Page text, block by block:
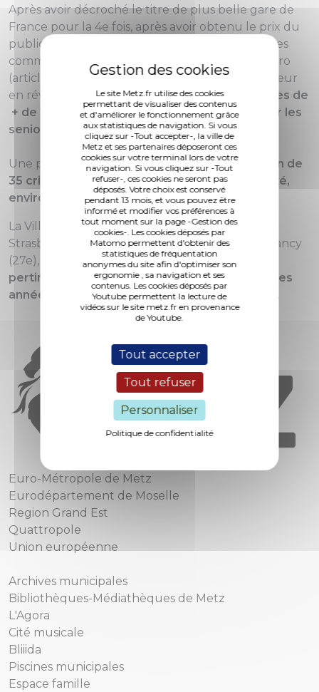
Le site Metz.fr utilise des cookies
permettant de visualiser des contenus
et d'améliorer le fonctionnement grâce
aux statistiques de navigation. Si vous
cliquez sur -Tout accepter-, la ville de
Metz et ses partenaires déposeront ces
cookies sur votre terminal lors de votre
navigation. Si vous cliquez sur -Tout
refuser-, ces cookies ne seront pas
déposés. Votre choix est conservé
pendant 13 mois, et vous pouvez être
informé et modifier vos préférences à
tout moment sur la page -Gestion des
cookies-. Les cookies déposés par
Matomo permettent d'obtenir des
statistiques de fréquentation
anonymes du site afin d'optimiser son
ergonomie , sa navigation et ses
contenus. Les cookies déposés par
Youtube permettent la lecture de
vidéos sur le site metz.fr en provenance
de Youtube.
Tout accepter
Tout refuser
Personnaliser
Politique de confidentialité
Après avoir décroché le titre de plus belle gare de
France pour la 4e fois, après avoir obtenu le prix du
public du concours des plus beaux centres-villes
commerçants de France, c'est à présent Le Figaro
(article du 18 novembre) qui met Metz à l'honneur
en révélant sa
6e place du classement des villes de
+ de 100 000 habitants où il fait bon vivre pour les
seniors.
Une place prestigieuse obtenue sur l'évaluation de
35 critères : santé, commerces, loisirs, sécurité,
environnement…
La Ville de Metz devance ses voisines que sont
Strasbourg (11e), Dijon (20e), Mulhouse (25e), Nancy
(27e), Reims (32e), ce qui tend à démontrer la
pertinence des actions engagées ces dernières
années auprès des Messins de plus de 60 ans .
Euro-Métropole de Metz
Eurodépartement de Moselle
Region Grand Est
Quattropole
Union européenne
Archives municipales
Bibliothèques-Médiathèques de Metz
L'Agora
Cité musicale
Bliiida
Piscines municipales
Espace famille